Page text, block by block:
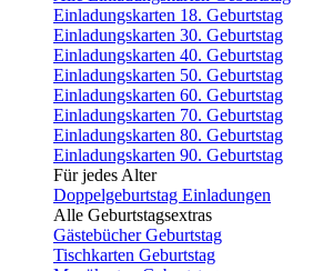
Einladungskarten 18. Geburtstag
Einladungskarten 30. Geburtstag
Einladungskarten 40. Geburtstag
Einladungskarten 50. Geburtstag
Einladungskarten 60. Geburtstag
Einladungskarten 70. Geburtstag
Einladungskarten 80. Geburtstag
Einladungskarten 90. Geburtstag
Für jedes Alter
Doppelgeburtstag Einladungen
Alle Geburtstagsextras
Gästebücher Geburtstag
Tischkarten Geburtstag